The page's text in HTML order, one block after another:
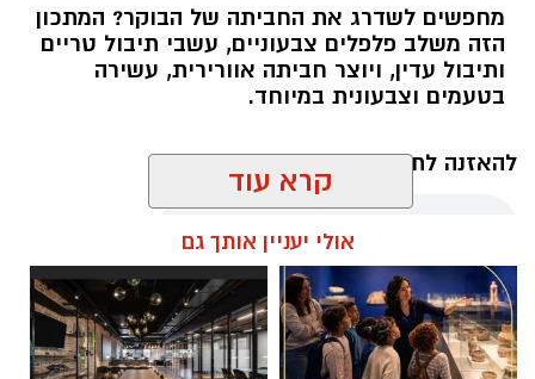
מחפשים לשדרג את החביתה של הבוקר? המתכון
הזה משלב פלפלים צבעוניים, עשבי תיבול טריים
ותיבול עדין, ויוצר חביתה אוורירית, עשירה
בטעמים וצבעונית במיוחד.
להאזנה לתוכן:
אלדה נתנאל / 10:21 07.08.26
קרא עוד
אולי יעניין אותך גם